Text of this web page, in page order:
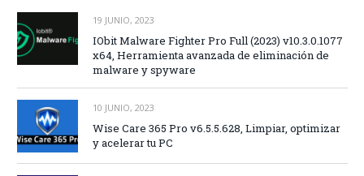
19 JUNIO, 2023
IObit Malware Fighter Pro Full (2023) v10.3.0.1077
x64, Herramienta avanzada de eliminación de
malware y spyware
10 JUNIO, 2023
Wise Care 365 Pro v6.5.5.628, Limpiar, optimizar
y acelerar tu PC